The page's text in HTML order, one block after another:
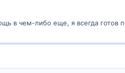
в чем-либо еще, я всегда готов